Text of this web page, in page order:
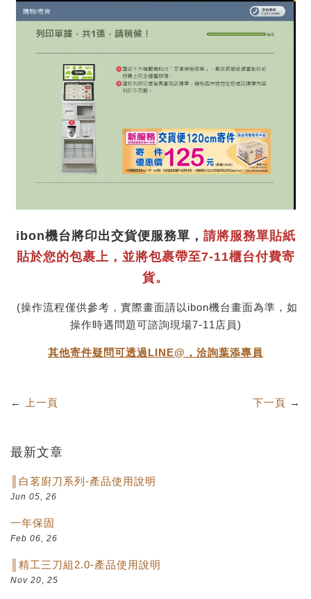
ibon機台將印出交貨便服務單， 請將服務單貼紙
貼於您的包裹上，並將包裹帶至7-11櫃台付費寄
貨。
(操作流程僅供參考，實際畫面請以ibon機台畫面為準，如
操作時遇問題可諮詢現場7-11店員)
其他寄件疑問可透過LINE@，洽詢葉添專員
← 上一頁 下一頁 →
最新文章
║白茗廚刀系列-產品使用說明
Jun 05, 26
一年保固
Feb 06, 26
║精工三刀組2.0-產品使用說明
Nov 20, 25